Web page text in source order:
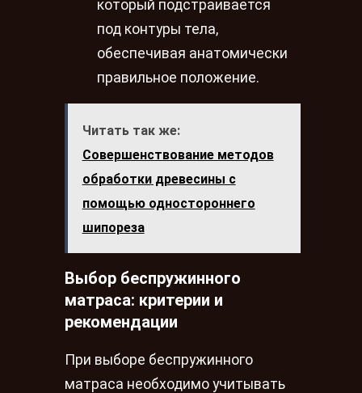
который подстраивается
под контуры тела,
обеспечивая анатомически
правильное положение.
Читать так же:
Совершенствование методов
обработки древесины с
помощью одностороннего
шипореза
Выбор беспружинного
матраса: критерии и
рекомендации
При выборе беспружинного
матраса необходимо учитывать